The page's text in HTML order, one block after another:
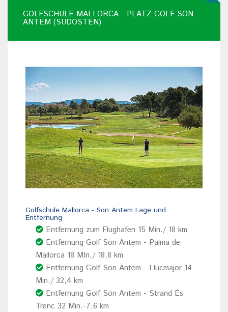
GOLFSCHULE MALLORCA - PLATZ GOLF SON
ANTEM (SÜDOSTEN)
Golfschule Mallorca - Son Antem Lage und
Entfernung
Entfernung zum Flughafen 15 Min./ 18 km
Entfernung Golf Son Antem - Palma de
Mallorca 18 MIn./ 18,8 km
Entfernung Golf Son Antem - Llucmajor 14
Min./ 32,4 km
Entfernung Golf Son Antem - Strand Es
Trenc 32 Min.-7,6 km